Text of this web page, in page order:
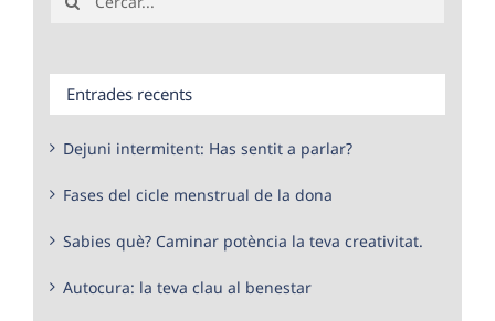
for:
Entrades recents
Dejuni intermitent: Has sentit a parlar?
Fases del cicle menstrual de la dona
Sabies què? Caminar potència la teva creativitat.
Autocura: la teva clau al benestar